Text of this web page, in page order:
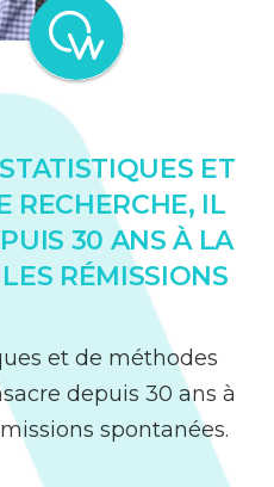
ET
RECHERCHE, IL
30 ANS À LA
RÉMISSIONS
et de méthodes
depuis 30 ans à
spontanées.